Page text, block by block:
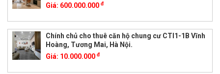
Giá: 600.000.000 đ
Chính chủ cho thuê căn hộ chung cư CTI1-1B Vĩnh
Hoàng, Tương Mai, Hà Nội.
Giá: 10.000.000 đ